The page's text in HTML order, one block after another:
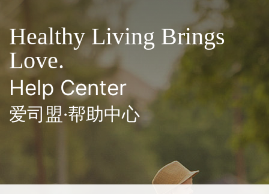
Healthy Living Brings
Love.
Help Center
爱司盟·帮助中心